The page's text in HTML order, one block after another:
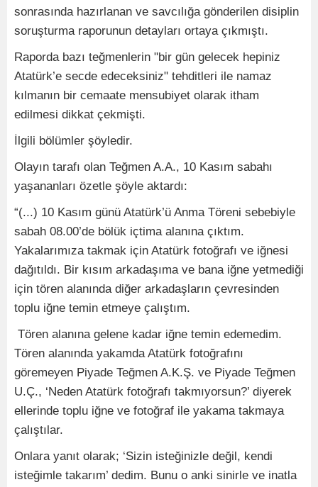
sonrasında hazırlanan ve savcılığa gönderilen disiplin
soruşturma raporunun detayları ortaya çıkmıştı.
Raporda bazı teğmenlerin "bir gün gelecek hepiniz
Atatürk’e secde edeceksiniz" tehditleri ile namaz
kılmanın bir cemaate mensubiyet olarak itham
edilmesi dikkat çekmişti.
İlgili bölümler şöyledir.
Olayın tarafı olan Teğmen A.A., 10 Kasım sabahı
yaşananları özetle şöyle aktardı:
“(...) 10 Kasım günü Atatürk’ü Anma Töreni sebebiyle
sabah 08.00’de bölük içtima alanına çıktım.
Yakalarımıza takmak için Atatürk fotoğrafı ve iğnesi
dağıtıldı. Bir kısım arkadaşıma ve bana iğne yetmediği
için tören alanında diğer arkadaşların çevresinden
toplu iğne temin etmeye çalıştım.
Tören alanına gelene kadar iğne temin edemedim.
Tören alanında yakamda Atatürk fotoğrafını
göremeyen Piyade Teğmen A.K.Ş. ve Piyade Teğmen
U.Ç., ‘Neden Atatürk fotoğrafı takmıyorsun?’ diyerek
ellerinde toplu iğne ve fotoğraf ile yakama takmaya
çalıştılar.
Onlara yanıt olarak; ‘Sizin isteğinizle değil, kendi
isteğimle takarım’ dedim. Bunu o anki sinirle ve inatla